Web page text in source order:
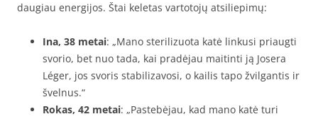
daugiau energijos. Štai keletas vartotojų atsiliepimų:
Ina, 38 metai: „Mano sterilizuota katė linkusi priaugti
svorio, bet nuo tada, kai pradėjau maitinti ją Josera
Léger, jos svoris stabilizavosi, o kailis tapo žvilgantis ir
švelnus.“
Rokas, 42 metai: „Pastebėjau, kad mano katė turi